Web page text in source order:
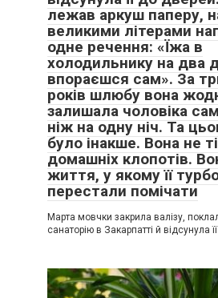
лежав аркуш паперу,
великими літерами
одне речення: «Їжа в
холодильнику на два
впораєшся сам». За
років шлюбу вона
залишала чоловіка
ніж на одну ніч. Та
було інакше. Вона не
домашніх клопотів.
життя, у якому її
перестали помічати
Марта мовчки закрила валізу,
санаторію в Закарпатті й відсунула її